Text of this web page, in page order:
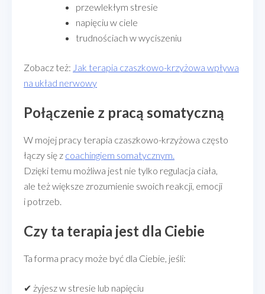
przewlekłym stresie
napięciu w ciele
trudnościach w wyciszeniu
Zobacz też: Jak terapia czaszkowo-krzyżowa wpływa
na układ nerwowy
Połączenie z pracą somatyczną
W mojej pracy terapia czaszkowo-krzyżowa często
łączy się z coachingiem somatycznym.
Dzięki temu możliwa jest nie tylko regulacja ciała,
ale też większe zrozumienie swoich reakcji, emocji
i potrzeb.
Czy ta terapia jest dla Ciebie
Ta forma pracy może być dla Ciebie, jeśli:
✔ żyjesz w stresie lub napięciu